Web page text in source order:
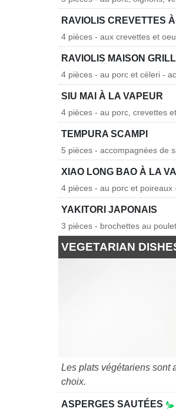
RAVIOLIS CREVETTES
4 pièces - aux crevettes et
RAVIOLIS MAISON
4 pièces - au porc et céleri -
SIU MAI À LA VAPEUR
4 pièces - au porc, crevettes
TEMPURA SCAMPI
5 pièces - accompagnées de
XIAO LONG BAO À LA
4 pièces - au porc et
YAKITORI JAPONAIS
3 pièces - brochettes au
VEGETARIAN
Les plats végétariens sont
choix.
ASPERGES SAUTÉES